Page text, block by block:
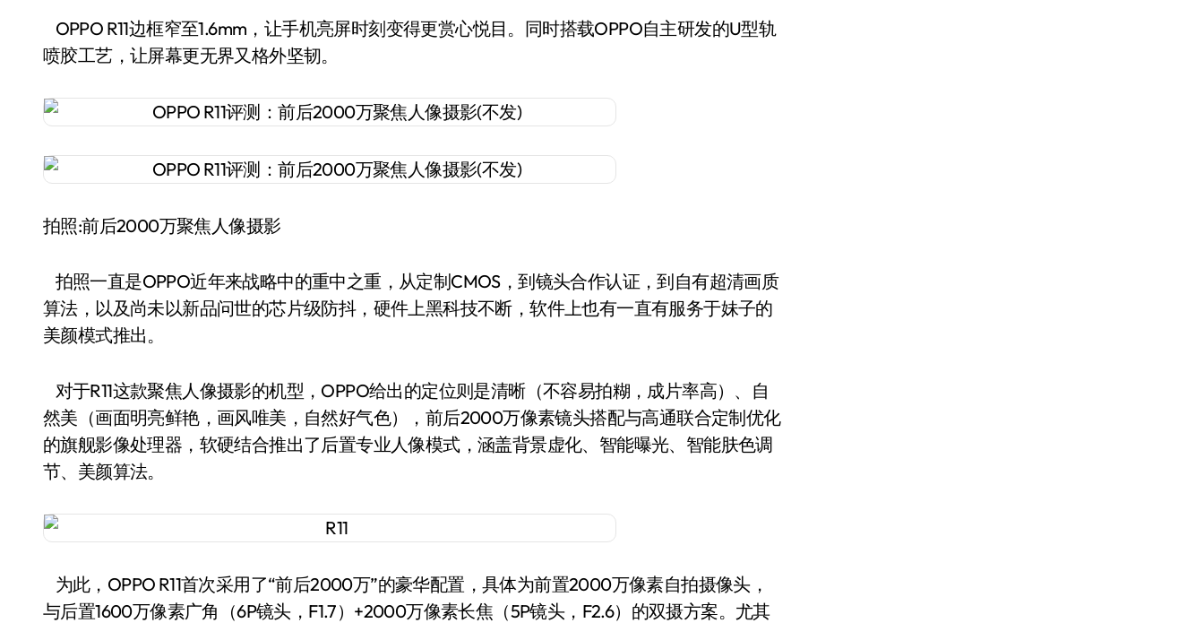
OPPO R11边框窄至1.6mm，让手机亮屏时刻变得更赏心悦目。同时搭载OPPO自主研发的U型轨
喷胶工艺，让屏幕更无界又格外坚韧。
拍照:前后2000万聚焦人像摄影
拍照一直是OPPO近年来战略中的重中之重，从定制CMOS，到镜头合作认证，到自有超清画质
算法，以及尚未以新品问世的芯片级防抖，硬件上黑科技不断，软件上也有一直有服务于妹子的
美颜模式推出。
对于R11这款聚焦人像摄影的机型，OPPO给出的定位则是清晰（不容易拍糊，成片率高）、自
然美（画面明亮鲜艳，画风唯美，自然好气色），前后2000万像素镜头搭配与高通联合定制优化
的旗舰影像处理器，软硬结合推出了后置专业人像模式，涵盖背景虚化、智能曝光、智能肤色调
节、美颜算法。
为此，OPPO R11首次采用了“前后2000万”的豪华配置，具体为前置2000万像素自拍摄像头，
与后置1600万像素广角（6P镜头，F1.7）+2000万像素长焦（5P镜头，F2.6）的双摄方案。尤其